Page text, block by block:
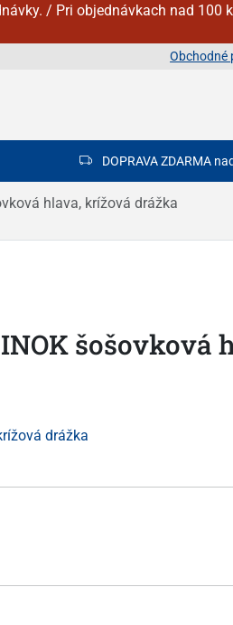
/ Pri objednávkach nad 100
Obchodné
DOPRAVA ZDARMA
hlava, krížová drážka
šošovková
drážka